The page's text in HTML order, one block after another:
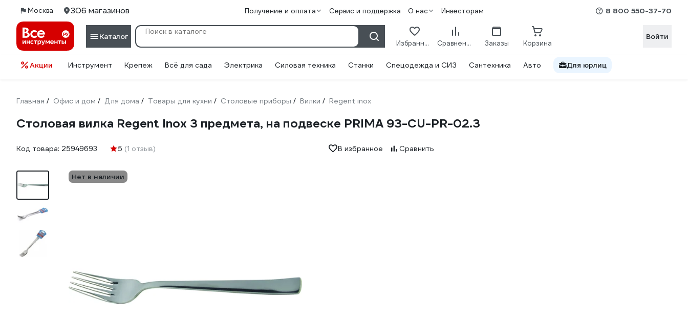
Москва 306 магазинов Получение и оплата Сервис и поддержка О нас Инвесторам 8 800 550-37-70
Каталог
Избранное Сравнение Заказы Корзина
Войти
Акции Инструмент Крепеж Всё для сада Электрика Силовая техника Станки Спецодежда и СИЗ Сантехника Авто Для юрлиц
Главная / Офис и дом / Для дома / Товары для кухни / Столовые приборы / Вилки / Regent inox
Столовая вилка Regent Inox 3 предмета, на подвеске PRIMA 93-CU-PR-02.3
Код товара: 25949693 5 (1 отзыв) В избранное Сравнить
Нет в наличии